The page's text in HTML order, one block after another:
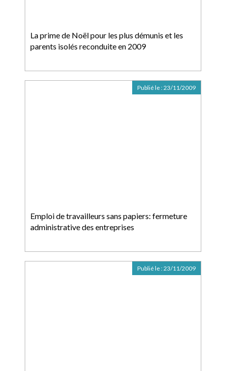
La prime de Noël pour les plus démunis et les
parents isolés reconduite en 2009
Emploi de travailleurs sans papiers: fermeture
administrative des entreprises
Publié le :23/11/2009
Publié le :23/11/2009